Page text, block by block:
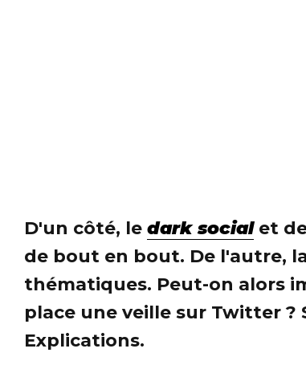
D'un côté, le dark socialet
de bout en bout. De l'autre,
thématiques. Peut-on alors
place une veille sur Twitter ?
Explications.